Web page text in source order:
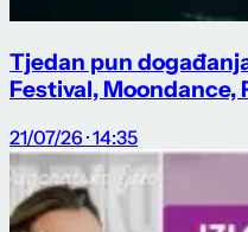
Tjedan pun
Festival, Moondance,
21/07/26 · 14:35